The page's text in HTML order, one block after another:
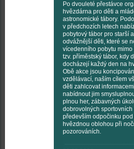
Po dvouleté přestávce
hvězdárna pro děti a
astronomické tábory.
v předchozích letech
pobytový tábor pro starší a
odvážnější děti, které se
vícedenního pobytu mimo
tzv. příměstský tábor, kdy
docházejí každý den na
Obě akce jsou
vzdělávací, naším cílem
děti zahlcovat
nabídnout jim
plnou her, zábavných
dobrovolných sportovních
především odpočinku pod
hvězdnou oblohou při
pozorováních.